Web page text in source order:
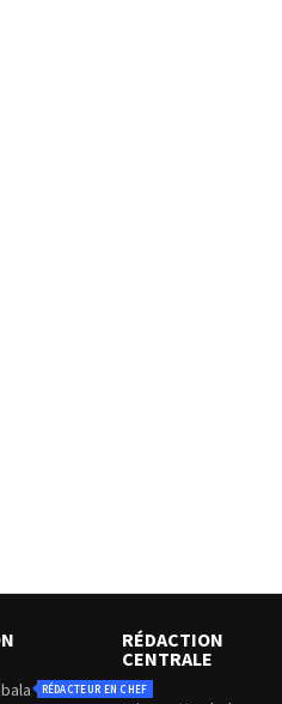
RÉDACTEUR EN CHEF
RÉDACTION
CENTRALE